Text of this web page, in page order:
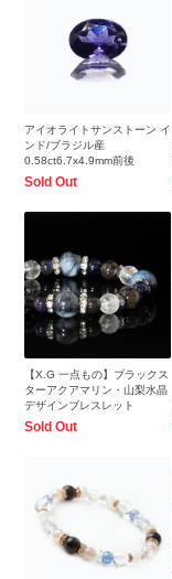
アイオライトサンストーン イ
ンド/ブラジル産
0.58ct6.7x4.9mm前後
Sold Out
【X.G 一点もの】ブラックス
ターアクアマリン・山梨水晶
デザインブレスレット
Sold Out